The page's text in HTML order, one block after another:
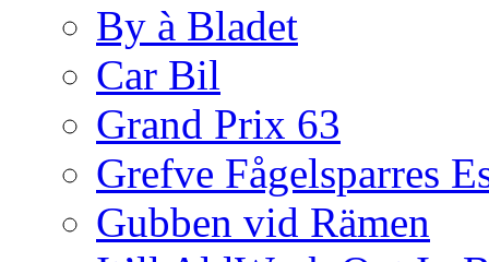
By à Bladet
Car Bil
Grand Prix 63
Grefve Fågelsparres
Gubben vid Rämen